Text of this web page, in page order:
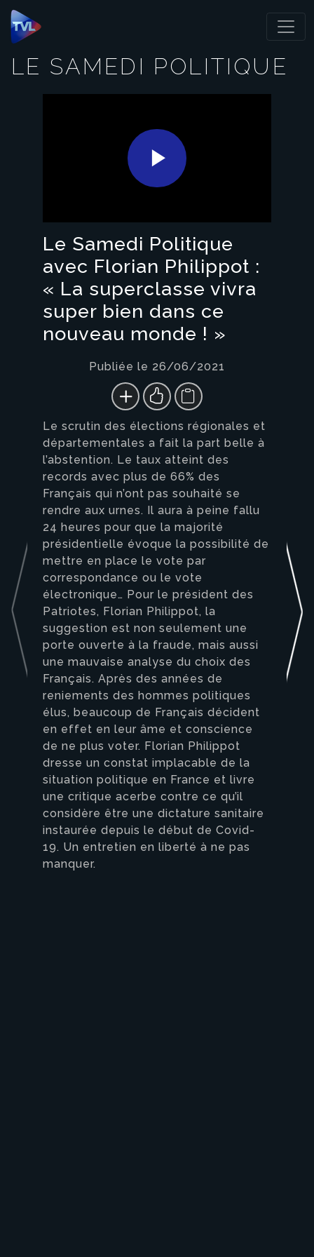
Panneau de gestion des cookies
LE SAMEDI POLITIQUE
Play
Video
Le Samedi Politique
avec Florian Philippot :
« La superclasse vivra
super bien dans ce
nouveau monde ! »
Publiée le 26/06/2021
Le scrutin des élections régionales et
départementales a fait la part belle à
l’abstention. Le taux atteint des
records avec plus de 66% des
Français qui n’ont pas souhaité se
rendre aux urnes. Il aura à peine fallu
24 heures pour que la majorité
présidentielle évoque la possibilité de
mettre en place le vote par
correspondance ou le vote
électronique… Pour le président des
Patriotes, Florian Philippot, la
suggestion est non seulement une
porte ouverte à la fraude, mais aussi
une mauvaise analyse du choix des
Français. Après des années de
reniements des hommes politiques
élus, beaucoup de Français décident
en effet en leur âme et conscience
de ne plus voter. Florian Philippot
dresse un constat implacable de la
situation politique en France et livre
une critique acerbe contre ce qu’il
considère être une dictature sanitaire
instaurée depuis le début de Covid-
19. Un entretien en liberté à ne pas
manquer.